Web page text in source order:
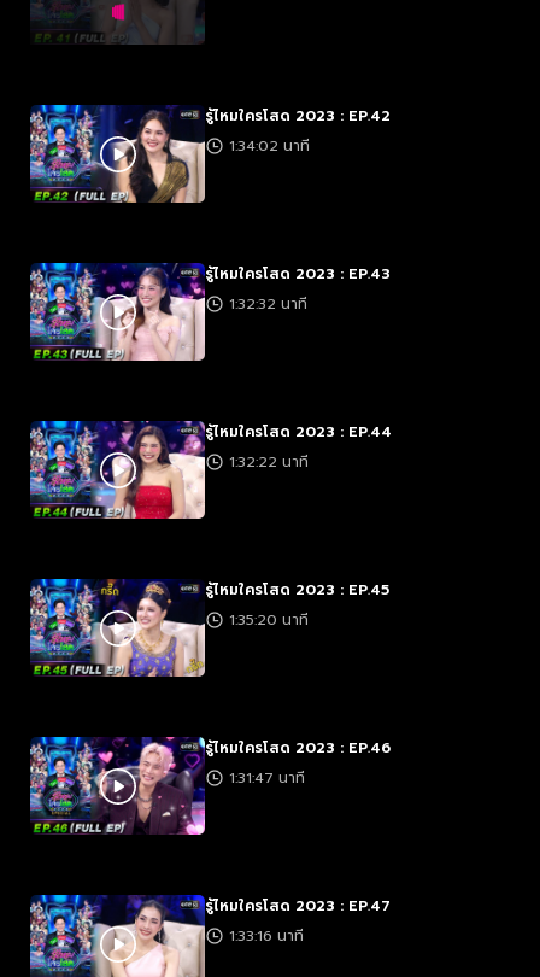
รู้ไหมใครโสด 2023 : EP.42
1:34:02 นาที
รู้ไหมใครโสด 2023 : EP.43
1:32:32 นาที
รู้ไหมใครโสด 2023 : EP.44
1:32:22 นาที
รู้ไหมใครโสด 2023 : EP.45
1:35:20 นาที
รู้ไหมใครโสด 2023 : EP.46
1:31:47 นาที
รู้ไหมใครโสด 2023 : EP.47
1:33:16 นาที